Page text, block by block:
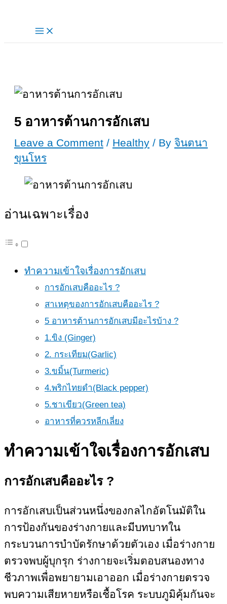
content
5 อาหารต้านการอักเสบ
Leave a Comment / Healthy / By จินตนา
ขุนโหร
อ่านเฉพาะเรื่อง
ทำความเข้าใจเรื่องการอักเสบ
การอักเสบคืออะไร ?
สาเหตุของการอักเสบคืออะไร ?
5 อาหารต้านการอักเสบมีอะไรบ้าง ?
1.ขิง (Ginger)
2. กระเทียม(Garlic)
3.ขมิ้น(Turmeric)
4.พริกไทยดำ(Black pepper)
5.ชาเขียว(Green tea)
อาหารที่ควรหลีกเลี่ยง
ทำความเข้าใจเรื่องการอักเสบ
การอักเสบคืออะไร ?
การอักเสบเป็นส่วนหนึ่งของกลไกอัตโนมัติใน
การป้องกันของร่างกายและมีบทบาทใน
กระบวนการบำบัดรักษาด้วยตัวเอง เมื่อร่างกาย
ตรวจพบผู้บุกรุก ร่างกายจะเริ่มตอบสนองทาง
ชีวภาพเพื่อพยายามเอาออก เมื่อร่างกายตรวจ
พบความเสียหายหรือเชื้อโรค ระบบภูมิคุ้มกันจะ